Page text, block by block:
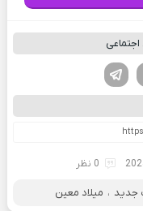
لینکدین
0 نظر
جدید ، میلاد معین